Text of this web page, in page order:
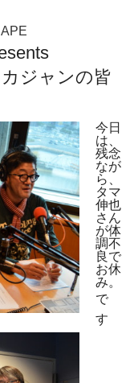
ジャンの皆
今日
は、
残念
なが
ら、
タマ
伸也
さん
が体
調不
良で
お休
み。
で
す